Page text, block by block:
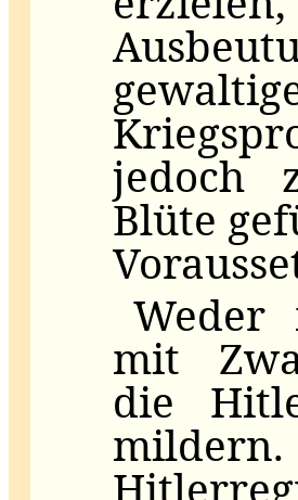
jedoch
Blüte
mit
die